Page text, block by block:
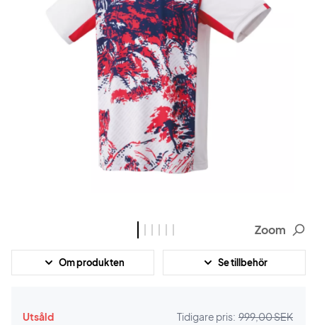
Zoom
Om produkten Se tillbehör
Utsåld Tidigare pris: 999,00 SEK